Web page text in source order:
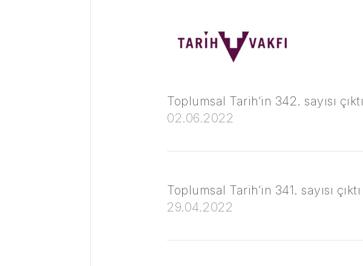
Toplumsal Tarih’in 342. sayısı çıktı
02.06.2022
Toplumsal Tarih’in 341. sayısı çıktı
29.04.2022